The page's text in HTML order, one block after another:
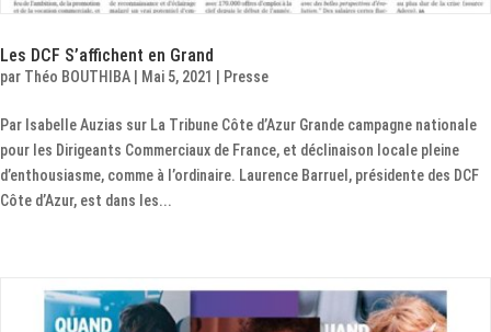
Les DCF S’affichent en Grand
par Théo BOUTHIBA Mai 5, 2021 Presse
Par Isabelle Auzias sur La Tribune Côte d’Azur Grande campagne nationale
pour les Dirigeants Commerciaux de France, et déclinaison locale pleine
d’enthousiasme, comme à l’ordinaire. Laurence Barruel, présidente des DCF
Côte d’Azur, est dans les...